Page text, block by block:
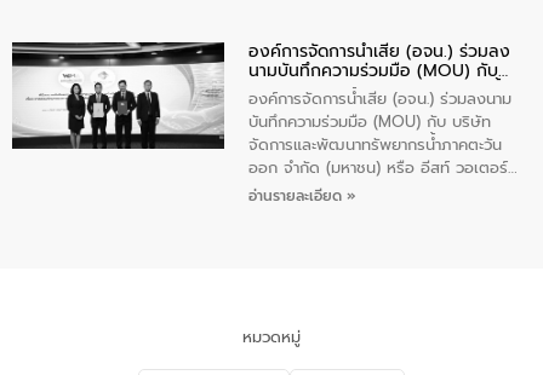
ชุมชนและการบำบัดน้ำเสียเบื้องต้น ให้กับ
นักเรียนชั้นประถมศึกษาปีที่ 5 โรงเรียน
เทศบาล 1 (พะเยาประชานุกูล) จำนวน 30
คน
องค์การจัดการน้ำเสีย (อจน.) ร่วมลง
นามบันทึกความร่วมมือ (MOU) กับ
บริษัท จัดการและพัฒนาทรัพยากรน้ำ
ภาคตะวันออก จำกัด (มหาชน) หรือ อีส
ท์ วอเตอร์
องค์การจัดการน้ำเสีย (อจน.) ร่วมลงนาม
บันทึกความร่วมมือ (MOU) กับ บริษัท
จัดการและพัฒนาทรัพยากรน้ำภาคตะวัน
ออก จำกัด (มหาชน) หรือ อีสท์ วอเตอร์
เมื่อวันอังคารที่ 4 สิงหาคม 2569 ณ ห้อง
ด้านน้ำของประเทศ และเตรียมความพร้อม
รองรับการเติบโตของเมือง รวมถึงการ
อ่านรายละเอียด »
หมวดหมู่